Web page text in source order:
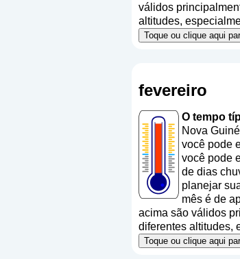
válidos
altitudes,
Toque ou clique aqui
fevereiro
O tempo
Nova
você pode
você pode
de dias
planejar
mês é de
acima são válidos
diferentes altitudes,
Toque ou clique aqui